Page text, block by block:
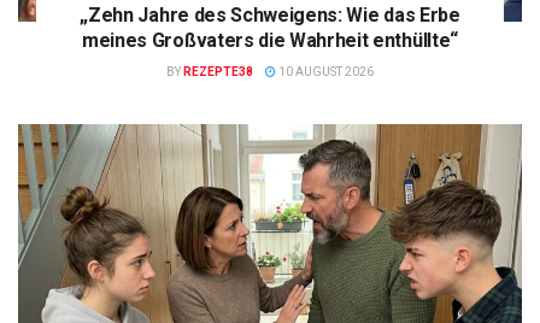
„Zehn Jahre des Schweigens: Wie das Erbe
meines Großvaters die Wahrheit enthüllte“
BY REZEPTE38 10 AUGUST 2026